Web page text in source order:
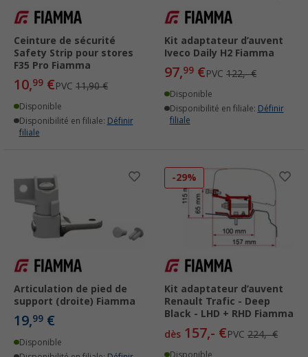
Ceinture de sécurité
Safety Strip pour stores
F35 Pro Fiamma
10,99 €PVC 11,90 €
Disponible
Disponibilité en filiale: Définir
filiale
Kit adaptateur d’auvent
Iveco Daily H2 Fiamma
97,99 €PVC 122,- €
Disponible
Disponibilité en filiale: Définir
filiale
Articulation de pied de
support (droite) Fiamma
19,99 €
Disponible
-29%
Kit adaptateur d’auvent
Renault Trafic - Deep
Black - LHD + RHD Fiamma
dès 157,- €PVC 224,- €
Disponible